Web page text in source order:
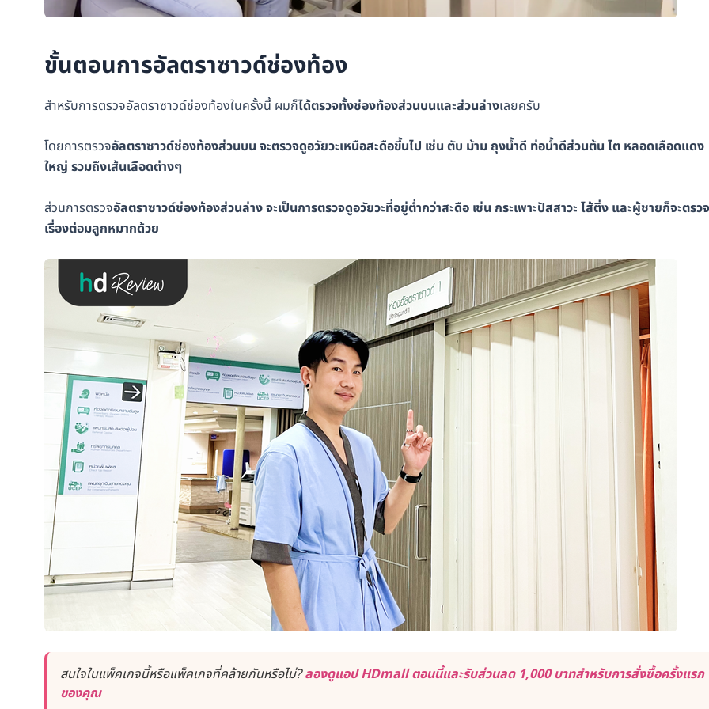
ขั้นตอนการอัลตราซาวด์ช่องท้อง
สำหรับการตรวจอัลตราซาวด์ช่องท้องในครั้งนี้ ผมก็ได้ตรวจทั้งช่องท้องส่วนบนและส่วนล่างเลยครับ
โดยการตรวจอัลตราซาวด์ช่องท้องส่วนบน จะตรวจดูอวัยวะเหนือสะดือขึ้นไป เช่น ตับ ม้าม ถุงน้ำดี ท่อน้ำดีส่วนต้น ไต หลอดเลือดแดง
ใหญ่ รวมถึงเส้นเลือดต่างๆ
ส่วนการตรวจอัลตราซาวด์ช่องท้องส่วนล่าง จะเป็นการตรวจดูอวัยวะที่อยู่ต่ำกว่าสะดือ เช่น กระเพาะปัสสาวะ ไส้ติ่ง และผู้ชายก็จะตรว
เรื่องต่อมลูกหมากด้วย
สนใจในแพ็คเกจนี้หรือแพ็คเกจที่คล้ายกันหรือไม่?ลองดูแอป HDmall ตอนนี้และรับส่วนลด 1,000 บาทสำหรับการสั่งซื้อครั้งแรก
ของคุณ